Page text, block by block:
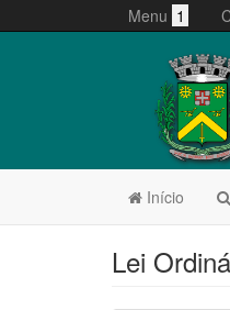
Menu 1
Início
Lei